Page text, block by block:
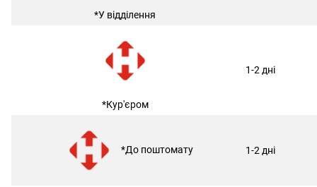
*У відділення
*Кур'єром
1-2 дні
*До поштомату 1-2 дні